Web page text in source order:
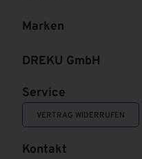
Marken
DREKU GmbH
Service
VERTRAG WIDERRUFEN
Kontakt